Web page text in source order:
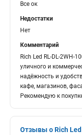
Все ок
Недостатки
Нет
Комментарий
Rich Led RL-DL-2WH-
уличного и
надёжность и
кафе, магазинов,
Рекомендую к
Отзывы о Rich Led